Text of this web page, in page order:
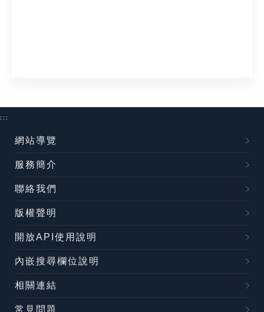
:::
網站導覽
服務簡介
聯絡我們
版權聲明
開放API使用說明
內嵌搜尋欄位說明
相關連結
常見問題